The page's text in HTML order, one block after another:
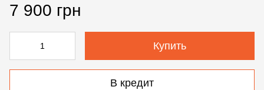
7 900 грн
Купить
В кредит